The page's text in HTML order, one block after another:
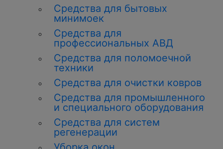
Средства для бытовых
минимоек
Средства для
профессиональных АВД
Средства для поломоечной
техники
Средства для очистки ковров
Средства для промышленного
и специального оборудования
Средства для систем
регенерации